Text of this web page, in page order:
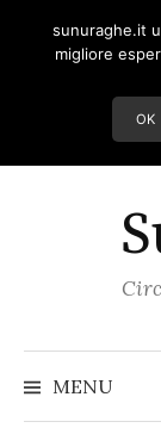
MENU
sunuraghe.it
migliore
OK